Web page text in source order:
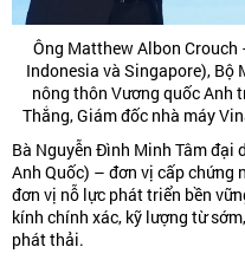
Ông Matthew Albon Crouch
Indonesia và Singapore), Bộ
nông thôn Vương quốc Anh
Thắng, Giám đốc nhà máy
Bà Nguyễn Đình Minh Tâm đại
Anh Quốc) – đơn vị cấp
đơn vị nỗ lực phát triển bền
kính chính xác, kỹ lượng từ
phát thải.